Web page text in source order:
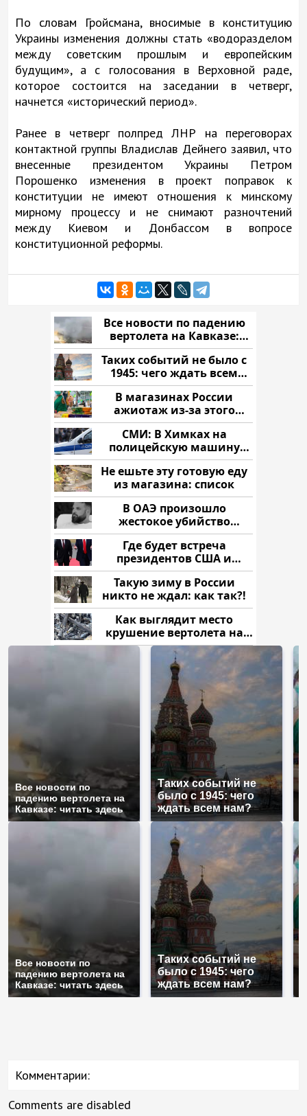
По словам Гройсмана, вносимые в конституцию
Украины изменения должны стать «водоразделом
между советским прошлым и европейским
будущим», а с голосования в Верховной раде,
которое состоится на заседании в четверг,
начнется «исторический период».
Ранее в четверг полпред ЛНР на переговорах
контактной группы Владислав Дейнего заявил, что
внесенные президентом Украины Петром
Порошенко изменения в проект поправок к
конституции не имеют отношения к минскому
мирному процессу и не снимают разночтений
между Киевом и Донбассом в вопросе
конституционной реформы.
Все новости по падению
вертолета на Кавказе:
читать здесь
Таких событий не было с
1945: чего ждать всем
нам?
В магазинах России
ажиотаж из-за этого
продукта: что купить?
СМИ: В Химках на
полицейскую машину
напали и подожгли.
Не ешьте эту готовую еду
из магазина: список
В ОАЭ произошло
жестокое убийство
криптомиллионера
Где будет встреча
президентов США и
России: Европа?
Такую зиму в России
никто не ждал: как так?!
Как выглядит место
крушение вертолета на
Кавказе: смотреть
Все новости по
падению вертолета на
Кавказе: читать здесь
Таких событий не
было с 1945: чего
ждать всем нам?
Все новости по
падению вертолета на
Кавказе: читать здесь
Таких событий не
было с 1945: чего
ждать всем нам?
Комментарии:
Comments are disabled